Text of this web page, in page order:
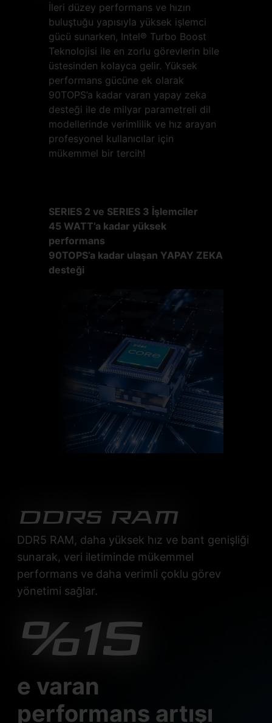
İleri düzey performans ve hızın
buluştuğu yapısıyla yüksek işlemci
gücü sunarken, Intel® Turbo Boost
Teknolojisi ile en zorlu görevlerin bile
üstesinden kolayca gelir. Yüksek
performans gücüne ek olarak
90TOPS’a kadar varan yapay zeka
desteği ile de milyar parametreli dil
modellerinde verimlilik ve hız arayan
profesyonel kullanıcılar için
mükemmel bir tercih!
SERIES 2 ve SERIES 3 İşlemciler
45 WATT’a kadar yüksek
performans
90TOPS’a kadar ulaşan YAPAY ZEKA
desteği
DDR5 RAM
DDR5 RAM, daha yüksek hız ve bant genişliği
sunarak, veri iletiminde mükemmel
performans ve daha verimli çoklu görev
yönetimi sağlar.
%15
e varan
performans artışı